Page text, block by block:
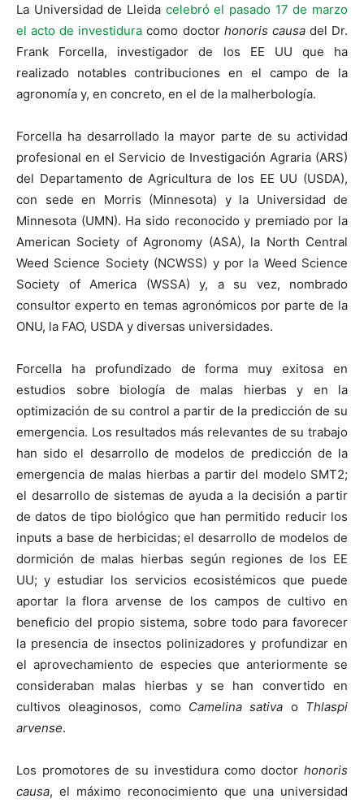
La Universidad de Lleida celebró el pasado 17 de marzo
el acto de investidura como doctor honoris causadel Dr.
Frank Forcella, investigador de los EE UU que ha
realizado notables contribuciones en el campo de la
agronomía y, en concreto, en el de la malherbología.
Forcella ha desarrollado la mayor parte de su actividad
profesional en el Servicio de Investigación Agraria (ARS)
del Departamento de Agricultura de los EE UU (USDA),
con sede en Morris (Minnesota) y la Universidad de
Minnesota (UMN). Ha sido reconocido y premiado por la
American Society of Agronomy (ASA), la North Central
Weed Science Society (NCWSS) y por la Weed Science
Society of America (WSSA) y, a su vez, nombrado
consultor experto en temas agronómicos por parte de la
ONU, la FAO, USDA y diversas universidades.
Forcella ha profundizado de forma muy exitosa en
estudios sobre biología de malas hierbas y en la
optimización de su control a partir de la predicción de su
emergencia. Los resultados más relevantes de su trabajo
han sido el desarrollo de modelos de predicción de la
emergencia de malas hierbas a partir del modelo SMT2;
el desarrollo de sistemas de ayuda a la decisión a partir
de datos de tipo biológico que han permitido reducir los
inputs a base de herbicidas; el desarrollo de modelos de
dormición de malas hierbas según regiones de los EE
UU; y estudiar los servicios ecosistémicos que puede
aportar la flora arvense de los campos de cultivo en
beneficio del propio sistema, sobre todo para favorecer
la presencia de insectos polinizadores y profundizar en
el aprovechamiento de especies que anteriormente se
consideraban malas hierbas y se han convertido en
cultivos oleaginosos, como Camelina sativa o Thlaspi
arvense.
Los promotores de su investidura como doctor honoris
causa, el máximo reconocimiento que una universidad